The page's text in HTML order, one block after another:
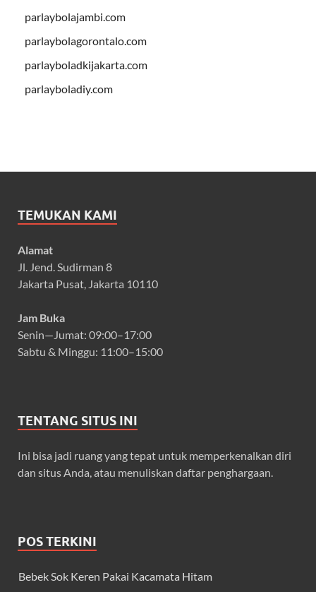
parlaybolajambi.com
parlaybolagorontalo.com
parlayboladkijakarta.com
parlayboladiy.com
TEMUKAN KAMI
Alamat
Jl. Jend. Sudirman 8
Jakarta Pusat, Jakarta 10110
Jam Buka
Senin—Jumat: 09:00–17:00
Sabtu & Minggu: 11:00–15:00
TENTANG SITUS INI
Ini bisa jadi ruang yang tepat untuk memperkenalkan diri
dan situs Anda, atau menuliskan daftar penghargaan.
POS TERKINI
Bebek Sok Keren Pakai Kacamata Hitam